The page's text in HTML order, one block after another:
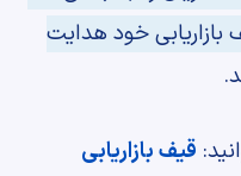
بازاریابی خود هدایت
قیف بازاریابی